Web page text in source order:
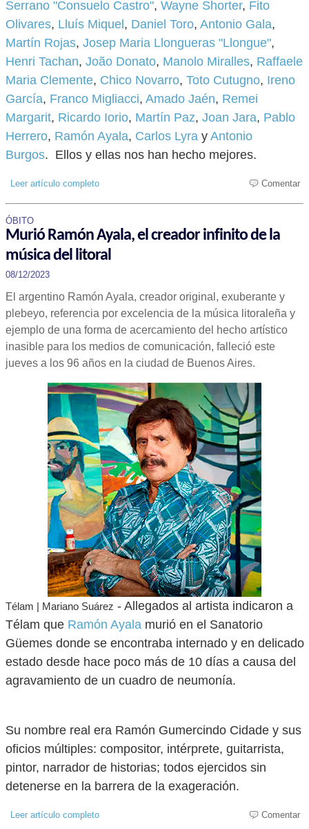
Serrano "Consuelo Castro", Wayne Shorter, Fito
Olivares, Lluís Miquel , Daniel Toro, Antonio Gala,
Martín Rojas, Josep Maria Llongueras "Llongue",
Henri Tachan, João Donato, Manolo Miralles, Raffaele
Maria Clemente, Chico Novarro, Toto Cutugno, Ireno
García, Franco Migliacci, Amado Jaén, Remei
Margarit, Ricardo Iorio, Martín Paz, Joan Jara, Pablo
Herrero, Ramón Ayala, Carlos Lyra y Antonio
Burgos. Ellos y ellas nos han hecho mejores.
Leer artículo completo Comentar
ÓBITO
Murió Ramón Ayala, el creador infinito de la
música del litoral
08/12/2023
El argentino Ramón Ayala, creador original, exuberante y
plebeyo, referencia por excelencia de la música litoraleña y
ejemplo de una forma de acercamiento del hecho artístico
inasible para los medios de comunicación, falleció este
jueves a los 96 años en la ciudad de Buenos Aires.
Télam | Mariano Suárez - Allegados al artista indicaron a
Télam que Ramón Ayala murió en el Sanatorio
Güemes donde se encontraba internado y en delicado
estado desde hace poco más de 10 días a causa del
agravamiento de un cuadro de neumonía.
Su nombre real era Ramón Gumercindo Cidade y sus
oficios múltiples: compositor, intérprete, guitarrista,
pintor, narrador de historias; todos ejercidos sin
detenerse en la barrera de la exageración.
Leer artículo completo Comentar